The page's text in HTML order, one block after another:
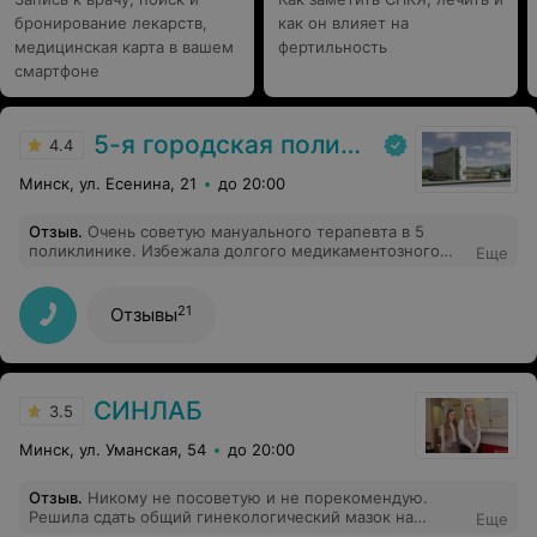
бронирование лекарств,
медицинская карта в вашем
смартфоне
как он влияет на
фертильность
4.4 5-я городская поликлиника
Минск, ул. Есенина, 21 до 20:00
Отзыв. Очень советую мануального терапевта в 5
поликлинике. Избежала долгого медикаментозного
Еще
Отзывы21
3.5 СИНЛАБ
Минск, ул. Уманская, 54 до 20:00
Отзыв. Никому не посоветую и не порекомендую.
Решила сдать общий гинекологический мазок на
Еще